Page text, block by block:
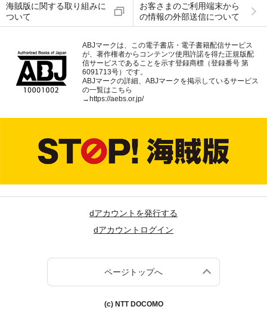
海賊版に関する取り組みに
ついて
お客さまのご利用端末から
の情報の外部送信について
ABJマークは、この電子書店・電子書籍配信サービス
が、著作権者からコンテンツ使用許諾を得た正規版配
信サービスであることを示す登録商標（登録番号 第
6091713号）です。
ABJマークの詳細、ABJマークを掲示しているサービス
の一覧はこちら
→https://aebs.or.jp/
dアカウントを発行する
dアカウントログイン
ページトップへ
(c) NTT DOCOMO